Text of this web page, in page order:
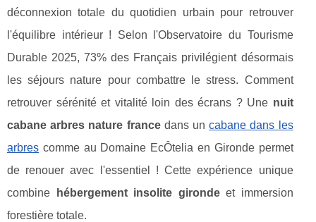
déconnexion totale du quotidien urbain pour retrouver
l'équilibre intérieur ! Selon l'Observatoire du Tourisme
Durable 2025, 73% des Français privilégient désormais
les séjours nature pour combattre le stress. Comment
retrouver sérénité et vitalité loin des écrans ? Une nuit
cabane arbres nature francedans uncabane dans les
arbres comme au Domaine EcÔtelia en Gironde permet
de renouer avec l'essentiel ! Cette expérience unique
combine
hébergement insolite girondeet immersion
forestière totale.